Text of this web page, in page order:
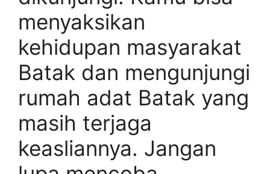
menyaksikan
kehidupan masyarakat
Batak dan mengunjungi
rumah adat Batak yang
masih terjaga
keasliannya. Jangan